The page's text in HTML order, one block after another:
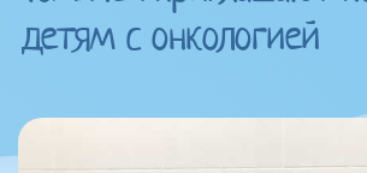
детям с онкологией